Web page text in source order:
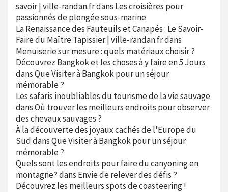
savoir | ville-randan.frdans Les croisières pour
passionnés de plongée sous-marine
La Renaissance des Fauteuils et Canapés : Le Savoir-
Faire du Maître Tapissier | ville-randan.frdans
Menuiserie sur mesure : quels matériaux choisir ?
Découvrez Bangkok et les choses à y faire en 5 Jours
dansQue Visiter à Bangkok pour un séjour
mémorable ?
Les safaris inoubliables du tourisme de la vie sauvage
dansOù trouver les meilleurs endroits pour observer
des chevaux sauvages ?
À la découverte des joyaux cachés de l'Europe du
SuddansQue Visiter à Bangkok pour un séjour
mémorable ?
Quels sont les endroits pour faire du canyoning en
montagne?dans Envie de relever des défis ?
Découvrez les meilleurs spots de coasteering !